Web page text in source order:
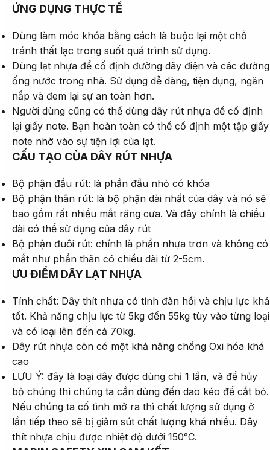
ỨNG DỤNG THỰC TẾ
Dùng làm móc khóa bằng cách là buộc lại một chỗ
tránh thất lạc trong suốt quá trình sử dụng.
Dùng lạt nhựa để cố định đường dây điện và các đường
ống nước trong nhà. Sử dụng dễ dàng, tiện dụng, ngăn
nắp và đem lại sự an toàn hơn.
Người dùng cũng có thể dùng dây rút nhựa để cố định
lại giấy note. Bạn hoàn toàn có thể cố định một tập giấy
note nhờ vào sự tiện lợi của lạt.
CẤU TẠO CỦA DÂY RÚT NHỰA
Bộ phận đầu rút: là phần đầu nhỏ có khóa
Bộ phận thân rút: là bộ phận dài nhất của dây và nó sẽ
bao gồm rất nhiều mắt răng cưa. Và đây chính là chiều
dài có thể sử dụng của dây rút
Bộ phận đuôi rút: chính là phần nhựa trơn và không có
mắt như phần thân có chiều dài từ 2-5cm.
ƯU ĐIỂM DÂY LẠT NHỰA
Tính chất: Dây thít nhựa có tính đàn hồi và chịu lực khá
tốt. Khả năng chịu lực từ 5kg đến 55kg tùy vào từng loại
và có loại lên đến cả 70kg.
Dây rút nhựa còn có một khả năng chống Oxi hóa khá
cao
LƯU Ý: đây là loại dây được dùng chỉ 1 lần, và để hủy
bỏ chúng thì chúng ta cần dùng đến dao kéo để cắt bỏ.
Nếu chúng ta cố tình mở ra thì chất lượng sử dụng ở
lần tiếp theo sẽ bị giảm sút chất lượng khá nhiều. Dây
thít nhựa chịu được nhiệt độ dưới 150°C.